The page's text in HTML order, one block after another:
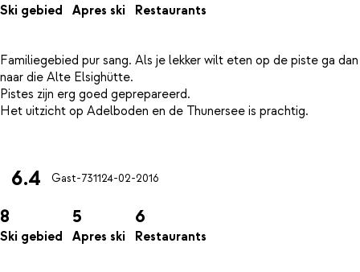
Ski gebied Apres ski Restaurants
Familiegebied pur sang. Als je lekker wilt eten op de piste ga dan
naar die Alte Elsighütte.
Pistes zijn erg goed geprepareerd.
Het uitzicht op Adelboden en de Thunersee is prachtig.
6.4 Gast-731124-02-2016
8
Ski gebied
5
Apres ski
6
Restaurants